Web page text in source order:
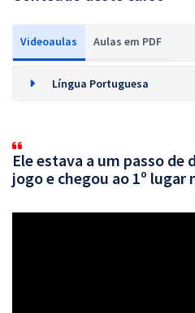
Videoaulas Aulas em PDF
Língua Portuguesa
Ele estava a um passo
jogo e chegou ao 1º lugar